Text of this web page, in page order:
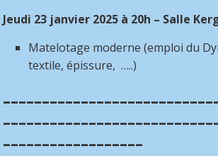
Jeudi 23 janvier 2025 à 20h – Salle
Matelotage moderne (emploi du
textile, épissure, …..)